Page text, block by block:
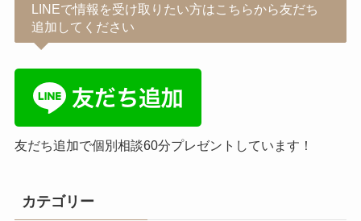
LINEで情報を受け取りたい方はこちらから友だち
追加してください
友だち追加で個別相談60分プレゼントしています！
カテゴリー